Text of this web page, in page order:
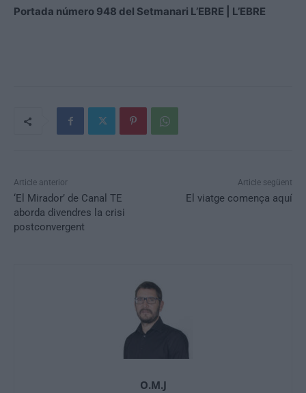
Portada número 948 del Setmanari L’EBRE | L’EBRE
Article anterior
‘El Mirador’ de Canal TE
aborda divendres la crisi
postconvergent
Article següent
El viatge comença aquí
O.M.J